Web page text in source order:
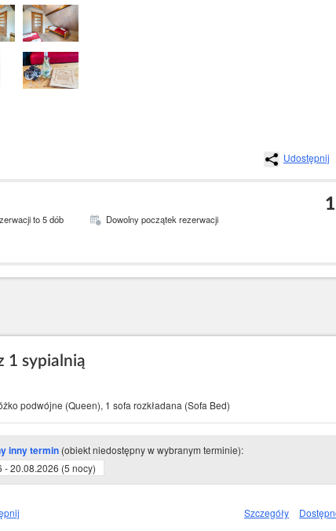
Udostępnij
to 5 dób
Dowolny początek rezerwacji
1 sypialnią
podwójne (Queen), 1 sofa rozkładana (Sofa Bed)
inny termin (obiekt niedostępny w wybranym terminie):
- 20.08.2026 (5 nocy)
Szczegóły